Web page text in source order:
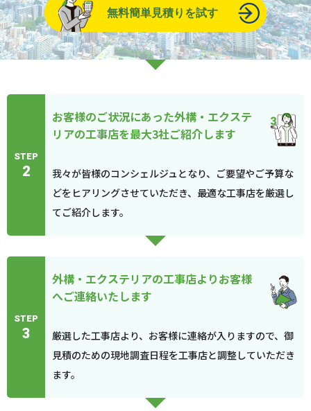
無料簡単見積りを試す
STEP
2
お客様のご状況にあった外構・エクステ
リアの工事店を最大3社ご紹介します
我々が皆様のコンシェルジュとなり、ご要望やご予算な
どをヒアリングさせていただき、最適な工事店を厳選し
てご紹介します。
STEP
3
外構・エクステリアの工事店よりお客様
へご連絡いたします
厳選した工事店より、お客様に連絡が入りますので、御
見積のための現地調査日程を工事店と調整していただき
ます。